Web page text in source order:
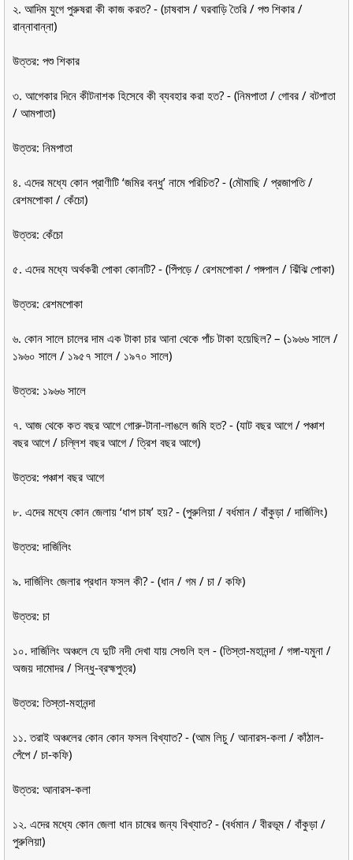
২. আদিম যুগে পুরুষরা কী কাজ করত? - (চাষবাস / ঘরবাড়ি তৈরি / পশু শিকার /
রান্নাবান্না)
উত্তর: পশু শিকার
৩. আগেকার দিনে কীটনাশক হিসেবে কী ব্যবহার করা হত? - (নিমপাতা / গোবর / বটপাতা
/ আমপাতা)
উত্তর: নিমপাতা
৪. এদের মধ্যে কোন প্রাণীটি ‘জমির বন্ধু’ নামে পরিচিত? - (মৌমাছি / প্রজাপতি /
রেশমপোকা / কেঁচো)
উত্তর: কেঁচো
৫. এদের মধ্যে অর্থকরী পোকা কোনটি? - (পিঁপড়ে / রেশমপোকা / পঙ্গপাল / ঝিঁঝি পোকা)
উত্তর: রেশমপোকা
৬. কোন সালে চালের দাম এক টাকা চার আনা থেকে পাঁচ টাকা হয়েছিল? – (১৯৬৬ সালে /
১৯৬০ সালে / ১৯৫৭ সালে / ১৯৭০ সালে)
উত্তর: ১৯৬৬ সালে
৭. আজ থেকে কত বছর আগে গোরু-টানা-লাঙলে জমি হত? - (যাট বছর আগে / পঞ্চাশ
বছর আগে / চল্লিশ বছর আগে / ত্রিশ বছর আগে)
উত্তর: পঞ্চাশ বছর আগে
৮. এদের মধ্যে কোন জেলায় ‘ধাপ চাষ’ হয়? - (পুরুলিয়া / বর্ধমান / বাঁকুড়া / দার্জিলিং)
উত্তর: দার্জিলিং
৯. দার্জিলিং জেলার প্রধান ফসল কী? - (ধান / গম / চা / কফি)
উত্তর: চা
১০. দার্জিলিং অঞ্চলে যে দুটি নদী দেখা যায় সেগুলি হল - (তিস্তা-মহানন্দা / গঙ্গা-যমুনা /
অজয় দামোদর / সিন্ধু-ব্রহ্মপুত্র)
উত্তর: তিস্তা-মহানন্দা
১১. তরাই অঞ্চলের কোন কোন ফসল বিখ্যাত? - (আম লিচু / আনারস-কলা / কাঁঠাল-
পেঁপে / চা-কফি)
উত্তর: আনারস-কলা
১২. এদের মধ্যে কোন জেলা ধান চাষের জন্য বিখ্যাত? - (বর্ধমান / বীরভূম / বাঁকুড়া /
পুরুলিয়া)